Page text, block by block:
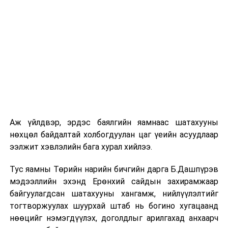
УНШСАН: 2705
ДАРААХ МЭДЭЭ
ЗГ: Монгол Улсын Ерөнхийлөгчийн зарлигийг
хэрэгжүүлэх Засгийн газрын тогтоол гаргалаа
ӨМНӨХ МЭДЭЭ
Аж үйлдвэр, эрдэс баялгийн яамнаас шатахууны
нөхцөл байдалтай холбогдуулан цаг үеийн асуудлаар
ээлжит хэвлэлийн бага хурал хийлээ.
Тус яамны Төрийн нарийн бичгийн дарга Б.Дашпүрэв
мэдээллийн эхэнд Ерөнхий сайдын захирамжаар
байгуулагдсан шатахууны хангамж, нийлүүлэлтийг
тогтворжуулах шуурхай штаб нь богино хугацаанд
нөөцийг нэмэгдүүлэх, доголдлыг арилгахад анхаарч